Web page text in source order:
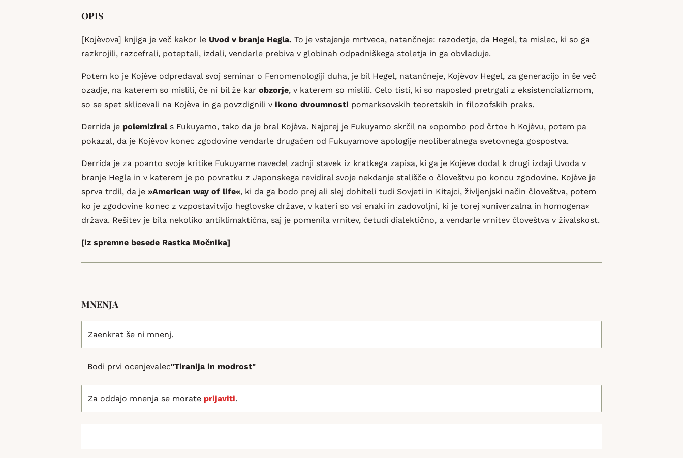
OPIS
[Kojèvova] knjiga je več kakor le Uvod v branje Hegla. To je vstajenje mrtveca, natančneje: razodetje, da Hegel, ta mislec, ki so ga
razkrojili, razcefrali, poteptali, izdali, vendarle prebiva v globinah odpadniškega stoletja in ga obvladuje.
Potem ko je Kojève odpredaval svoj seminar o Fenomenologiji duha, je bil Hegel, natančneje, Kojèvov Hegel, za generacijo in še več
ozadje, na katerem so mislili, če ni bil že kar obzorje, v katerem so mislili. Celo tisti, ki so naposled pretrgali z eksistencializmom,
so se spet sklicevali na Kojèva in ga povzdignili v ikono dvoumnosti pomarksovskih teoretskih in filozofskih praks.
Derrida je polemizirals Fukuyamo, tako da je bral Kojèva. Najprej je Fukuyamo skrčil na »opombo pod črto« h Kojèvu, potem pa
pokazal, da je Kojèvov konec zgodovine vendarle drugačen od Fukuyamove apologije neoliberalnega svetovnega gospostva.
Derrida je za poanto svoje kritike Fukuyame navedel zadnji stavek iz kratkega zapisa, ki ga je Kojève dodal k drugi izdaji Uvoda v
branje Hegla in v katerem je po povratku z Japonskega revidiral svoje nekdanje stališče o človeštvu po koncu zgodovine. Kojève je
sprva trdil, da je »American way of life«, ki da ga bodo prej ali slej dohiteli tudi Sovjeti in Kitajci, življenjski način človeštva, potem
ko je zgodovine konec z vzpostavitvijo heglovske države, v kateri so vsi enaki in zadovoljni, ki je torej »univerzalna in homogena«
država. Rešitev je bila nekoliko antiklimaktična, saj je pomenila vrnitev, četudi dialektično, a vendarle vrnitev človeštva v živalskost.
[iz spremne besede Rastka Močnika]
MNENJA
Zaenkrat še ni mnenj.
Bodi prvi ocenjevalec"Tiranija in modrost"
Za oddajo mnenja se morate prijaviti.